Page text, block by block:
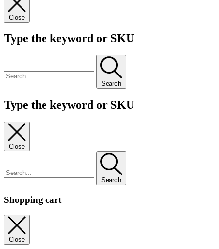
Close
Type the keyword or SKU
Search
Type the keyword or SKU
Close
Search
Shopping cart
Close